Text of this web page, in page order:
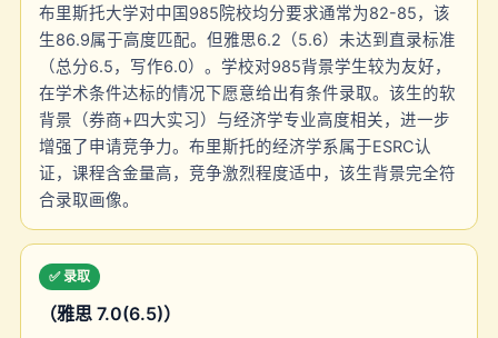
布里斯托大学对中国985院校均分要求通常为82-85，该
生86.9属于高度匹配。但雅思6.2（5.6）未达到直录标准
（总分6.5，写作6.0）。学校对985背景学生较为友好，
在学术条件达标的情况下愿意给出有条件录取。该生的软
背景（券商+四大实习）与经济学专业高度相关，进一步
增强了申请竞争力。布里斯托的经济学系属于ESRC认
证，课程含金量高，竞争激烈程度适中，该生背景完全符
合录取画像。
✅ 录取
（雅思 7.0(6.5)）